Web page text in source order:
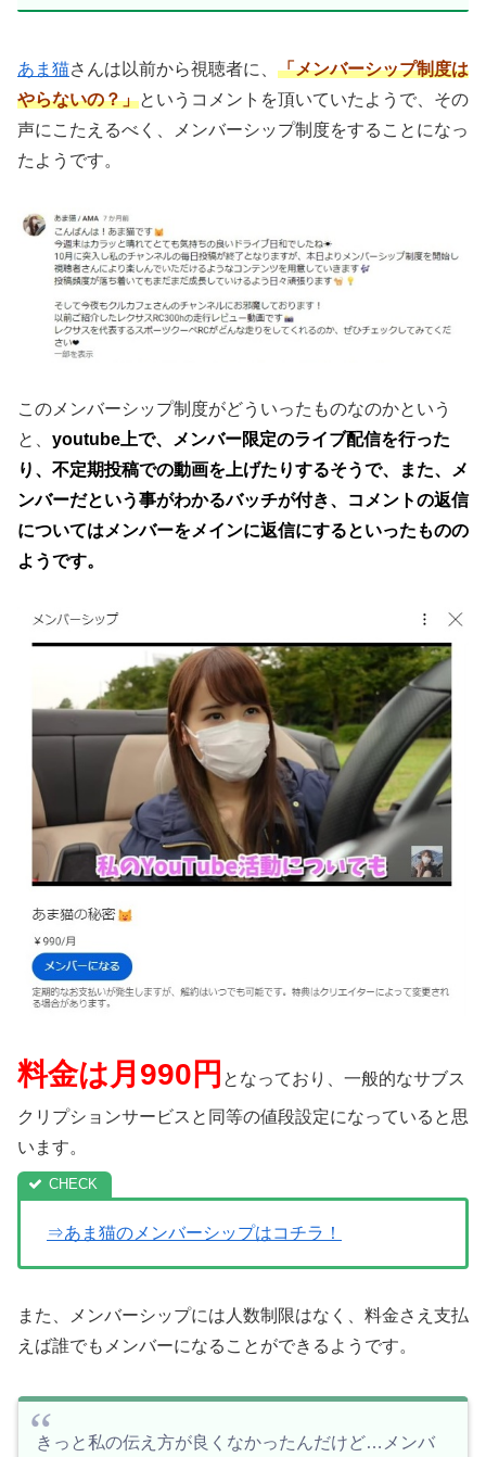
あま猫さんは以前から視聴者に、 「メンバーシップ制度は
やらないの？」というコメントを頂いていたようで、その
声にこたえるべく、メンバーシップ制度をすることになっ
たようです。
このメンバーシップ制度がどういったものなのかという
と、 youtube上で、メンバー限定のライブ配信を行った
り、不定期投稿での動画を上げたりするそうで、また、メ
ンバーだという事がわかるバッチが付き、コメントの返信
についてはメンバーをメインに返信にするといったものの
ようです。
料金は月990円 となっており、一般的なサブス
クリプションサービスと同等の値段設定になっていると思
います。
⇒あま猫のメンバーシップはコチラ！
また、メンバーシップには人数制限はなく、料金さえ支払
えば誰でもメンバーになることができるようです。
きっと私の伝え方が良くなかったんだけど…メンバ